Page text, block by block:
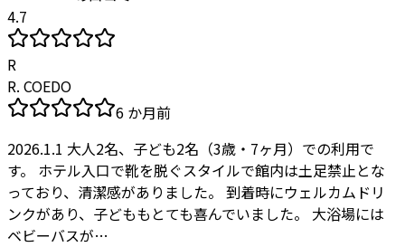
4.7
R
R. COEDO
6 か月前
2026.1.1 大人2名、子ども2名（3歳・7ヶ月）での利用で
す。 ホテル入口で靴を脱ぐスタイルで館内は土足禁止とな
っており、清潔感がありました。 到着時にウェルカムドリ
ンクがあり、子どももとても喜んでいました。 大浴場には
ベビーバスが…